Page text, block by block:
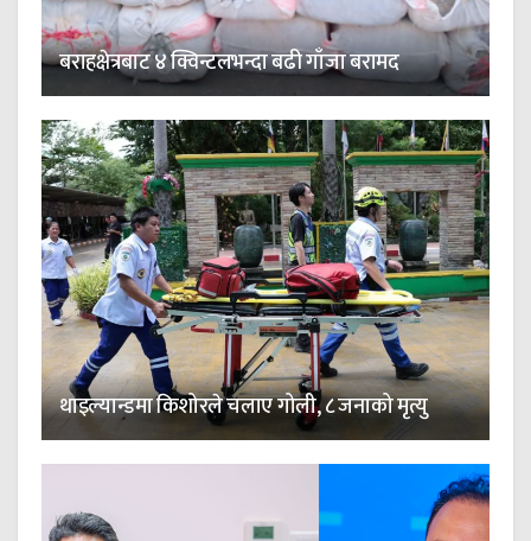
बराहक्षेत्रबाट ४ क्विन्टलभन्दा बढी गाँजा बरामद
थाइल्यान्डमा किशोरले चलाए गोली, ८ जनाको मृत्यु